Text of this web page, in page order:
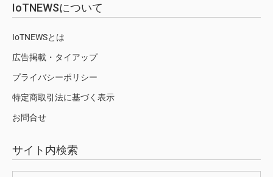
IoTNEWSについて
IoTNEWSとは
広告掲載・タイアップ
プライバシーポリシー
特定商取引法に基づく表示
お問合せ
サイト内検索